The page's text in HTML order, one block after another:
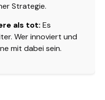
Strategie.
als tot: Es
Wer innoviert und
mit dabei sein.